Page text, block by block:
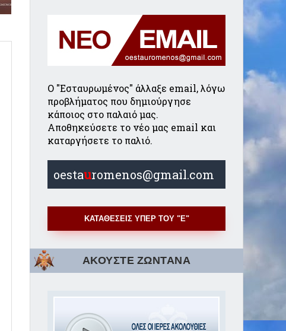
Ο "Εσταυρωμένος" άλλαξε email, λόγω
προβλήματος που δημιούργησε
κάποιος στο παλαιό μας.
Αποθηκεύσετε το νέο μας email και
καταργήσετε το παλιό.
oestauromenos@gmail.com
ΚΑΤΑΘΕΣΕΙΣ ΥΠΕΡ ΤΟΥ "Ε"
ΑΚΟΥΣΤΕ ΖΩΝΤΑΝΑ